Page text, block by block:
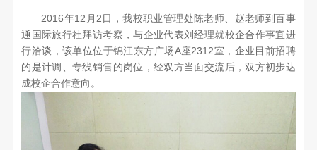
校
简
2016年12月2日，我校职业管理处陈老师、赵老师到百事
通国际旅行社拜访考察，与企业代表刘经理就校企合作事宜进
行洽谈，该单位位于锦江东方广场A座2312室，企业目前招聘
的是计调、专线销售的岗位，经双方当面交流后，双方初步达
成校企合作意向。